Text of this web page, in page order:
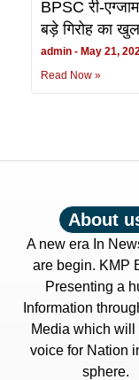
BPSC री-
बड़े गिरोह का
admin
May 21,
Read Now »
About
A new era In
are begin. KMP
Presenting a
Information
Media which will
voice for Nation
sphere.